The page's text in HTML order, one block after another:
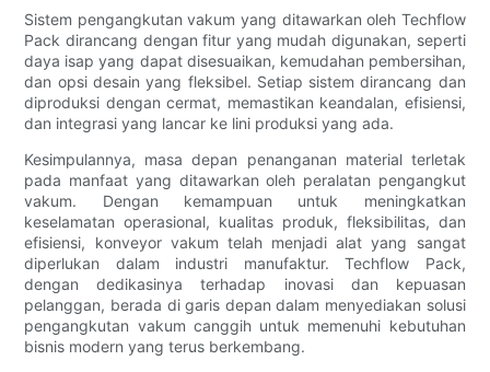
Sistem pengangkutan vakum yang ditawarkan oleh Techflow
Pack dirancang dengan fitur yang mudah digunakan, seperti
daya isap yang dapat disesuaikan, kemudahan pembersihan,
dan opsi desain yang fleksibel. Setiap sistem dirancang dan
diproduksi dengan cermat, memastikan keandalan, efisiensi,
dan integrasi yang lancar ke lini produksi yang ada.
Kesimpulannya, masa depan penanganan material terletak
pada manfaat yang ditawarkan oleh peralatan pengangkut
vakum. Dengan kemampuan untuk meningkatkan
keselamatan operasional, kualitas produk, fleksibilitas, dan
efisiensi, konveyor vakum telah menjadi alat yang sangat
diperlukan dalam industri manufaktur. Techflow Pack,
dengan dedikasinya terhadap inovasi dan kepuasan
pelanggan, berada di garis depan dalam menyediakan solusi
pengangkutan vakum canggih untuk memenuhi kebutuhan
bisnis modern yang terus berkembang.